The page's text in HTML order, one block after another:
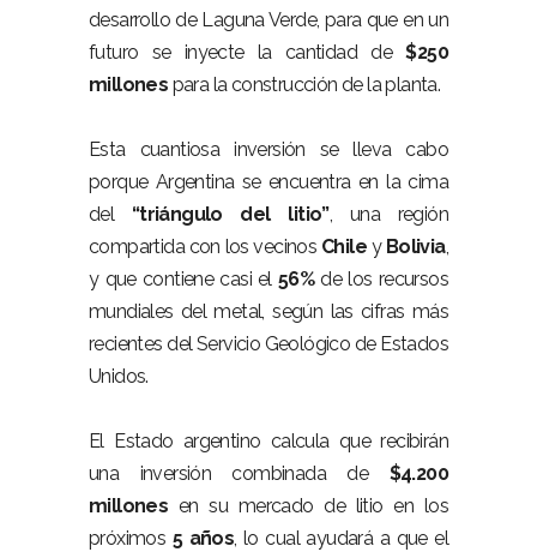
desarrollo de Laguna Verde, para que en un
futuro se inyecte la cantidad de$250
millones para la construcción de la planta.
Esta cuantiosa inversión se lleva cabo
porque Argentina se encuentra en la cima
del “triángulo del litio”, una región
compartida con los vecinos Chiley Bolivia,
y que contiene casi el56%de los recursos
mundiales del metal, según las cifras más
recientes del Servicio Geológico de Estados
Unidos.
El Estado argentino calcula que recibirán
una inversión combinada de $4.200
millones en su mercado de litio en los
próximos 5 años, lo cual ayudará a que el